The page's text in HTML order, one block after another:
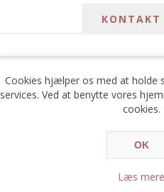
KONTAKT
Cookies hjælper os med at holde
services. Ved at benytte vores
cookies.
OK
Læs mere